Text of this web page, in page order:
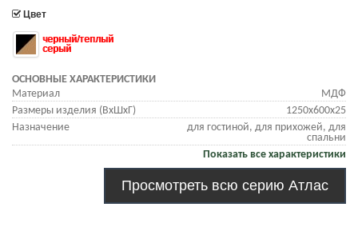
Цвет
черный/теплый
серый
ОСНОВНЫЕ ХАРАКТЕРИСТИКИ
Материал
МДФ
Размеры изделия (ВхШхГ)
1250х600х25
Назначение
для гостиной, для прихожей, для
спальни
Показать все характеристики
Просмотреть всю серию Атлас